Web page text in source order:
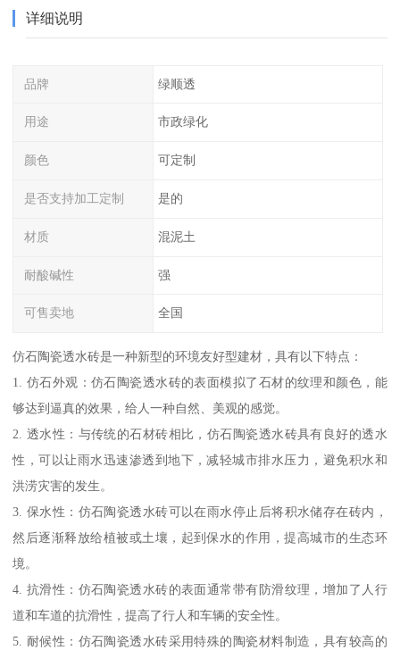
详细说明
品牌 绿顺透
用途 市政绿化
颜色 可定制
是否支持加工定制 是的
材质 混泥土
耐酸碱性 强
可售卖地 全国
仿石陶瓷透水砖是一种新型的环境友好型建材，具有以下特点：
1. 仿石外观：仿石陶瓷透水砖的表面模拟了石材的纹理和颜色，能
够达到逼真的效果，给人一种自然、美观的感觉。
2. 透水性：与传统的石材砖相比，仿石陶瓷透水砖具有良好的透水
性，可以让雨水迅速渗透到地下，减轻城市排水压力，避免积水和
洪涝灾害的发生。
3. 保水性：仿石陶瓷透水砖可以在雨水停止后将积水储存在砖内，
然后逐渐释放给植被或土壤，起到保水的作用，提高城市的生态环
境。
4. 抗滑性：仿石陶瓷透水砖的表面通常带有防滑纹理，增加了人行
道和车道的抗滑性，提高了行人和车辆的安全性。
5. 耐候性：仿石陶瓷透水砖采用特殊的陶瓷材料制造，具有较高的